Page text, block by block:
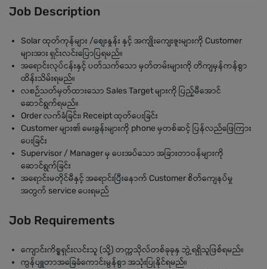
Job Description
Solar ထုတ်ကုန်များ /စျေးနှုန်း နှင့် အကျိုးကျေးဇူးများကို Customer
များအား ရှင်းလင်းပြောပြရမည်။
အရောင်းလုပ်ငန်းနှင့် ပတ်သက်သော မှတ်တမ်းများကို တိကျမှန်ကန်စွာ
ထိန်းသိမ်းရမည်။
လစဉ်သတ်မှတ်ထားသော Sales Target များကို ပြည့်မီအောင်
ဆောင်ရွက်ရမည်။
Order လက်ခံခြင်း၊ Receipt ထုတ်ပေးခြင်း
Customer များ၏ မေးခွန်းများကို phone မှတစ်ဆင့် ပြန်လည်ဖြေကြား
ပေးခြင်း
Supervisor / Manager မှ ပေးအပ်သော အခြားတာဝန်များကို
ဆောင်ရွက်ခြင်း
အရောင်းမတိုင်မီနှင့် အရောင်းပြီးနောက် Customer စိတ်ကျေနပ်မှု
အတွက် service ပေးရမည်
Job Requirements
ကျောင်းကိစ္စရှင်းလင်းသူ (သို့) တက္ကသိုလ်တစ်ခုခုနှ ဘွဲ့ရရှိသူဖြစ်ရမည်။
ကွန်ပျူတာအခြေခံကောင်းမွန်စွာ အသုံးပြုနိုင်ရမည်။